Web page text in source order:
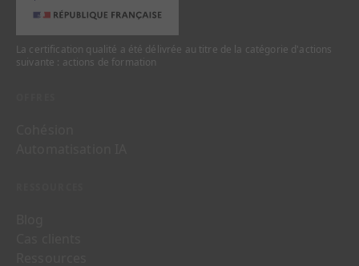
La certification qualité a été délivrée au titre de la catégorie d'actions
suivante : actions de formation